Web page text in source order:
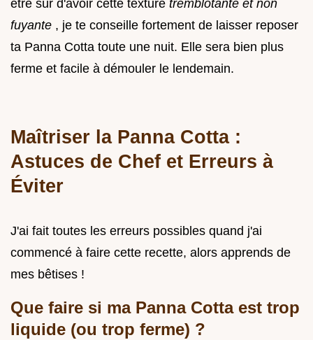
être sûr d'avoir cette texture tremblotante et non
fuyante , je te conseille fortement de laisser reposer
ta Panna Cotta toute une nuit. Elle sera bien plus
ferme et facile à démouler le lendemain.
Maîtriser la Panna Cotta :
Astuces de Chef et Erreurs à
Éviter
J'ai fait toutes les erreurs possibles quand j'ai
commencé à faire cette recette, alors apprends de
mes bêtises !
Que faire si ma Panna Cotta est trop
liquide (ou trop ferme) ?